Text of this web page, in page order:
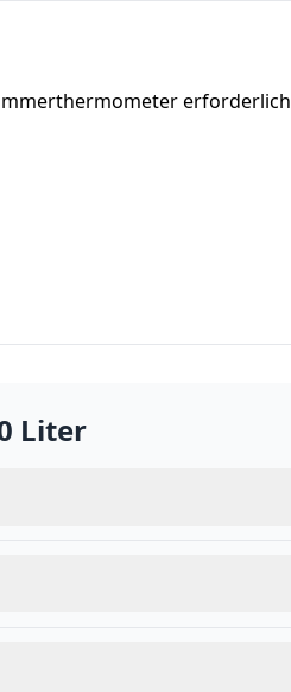
erforderlich
Liter